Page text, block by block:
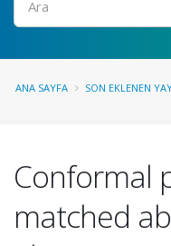
ANA SAYFA SON EKLENEN
Conformal
matched